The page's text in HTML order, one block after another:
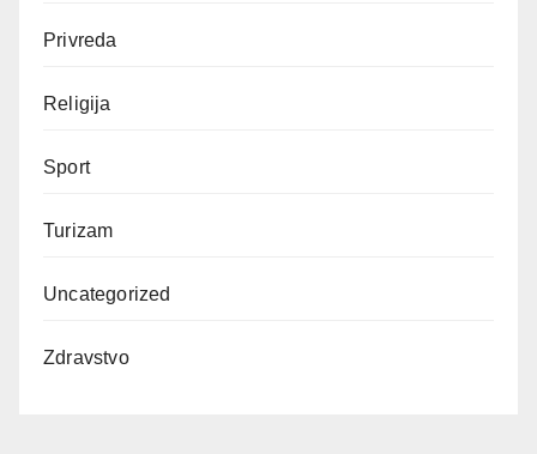
Privreda
Religija
Sport
Turizam
Uncategorized
Zdravstvo